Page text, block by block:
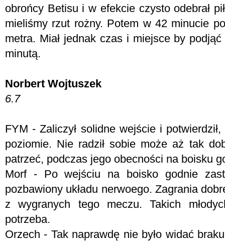
obrońcy Betisu i w efekcie czysto odebrał
mieliśmy rzut rożny. Potem w 42 minucie
metra. Miał jednak czas i miejsce by
minutą.
Norbert Wojtuszek
6.7
FYM -Zaliczył solidne wejście i
poziomie. Nie radził sobie może aż tak
patrzeć, podczas jego obecności na boisku
Morf - Po wejściu na boisko godnie
pozbawiony układu nerwoego. Zagrania
z wygranych tego meczu. Takich
potrzeba.
Orzech - Tak naprawdę nie było widać